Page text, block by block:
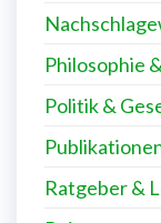
Philosophie
Politik &
Ratgeber &